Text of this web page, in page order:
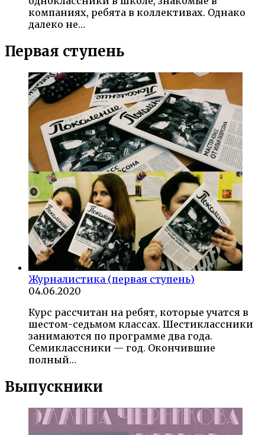
компаниях, ребята в коллективах. Однако
далеко не…
Первая ступень
Журналистика (первая ступень)
04.06.2020
Курс рассчитан на ребят, которые учатся в
шестом-седьмом классах. Шестиклассники
занимаются по программе два года.
Семиклассники — год. Окончившие
полный…
Выпускники